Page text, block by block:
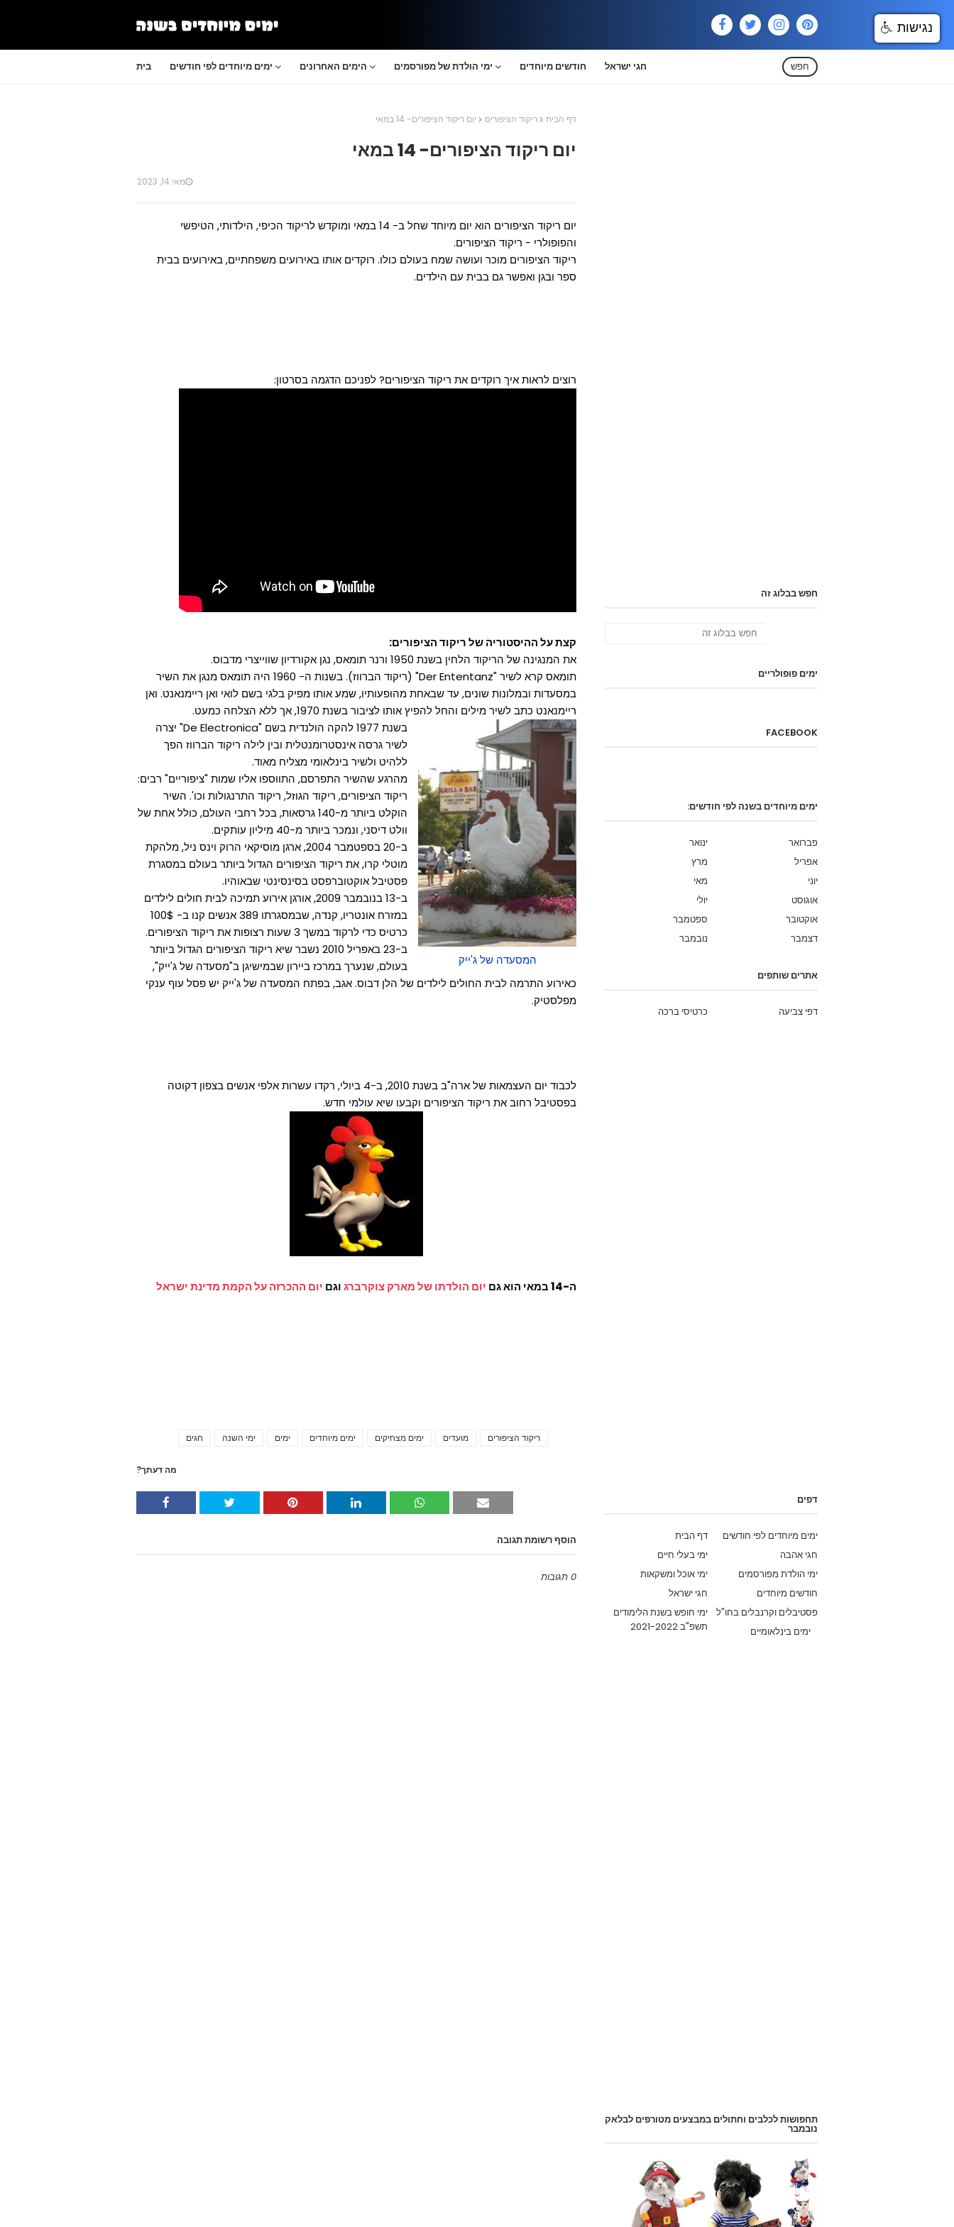
בית ימים מיוחדים לפי חודשים הימים האחרונים ימי הולדת של מפורסמים חודשים מיוחדים חגי ישראל חפש
דף הבית ריקוד הציפורים יום ריקוד הציפורים- 14 במאי
יום ריקוד הציפורים- 14 במאי
מאי 14, 2023
יום ריקוד הציפורים הוא יום מיוחד שחל ב- 14 במאי ומוקדש לריקוד הכיפי, הילדותי, הטיפשי
והפופולרי - ריקוד הציפורים.
ריקוד הציפורים מוכר ועושה שמח בעולם כולו. רוקדים אותו באירועים משפחתיים, באירועים בבית
ספר ובגן ואפשר גם בבית עם הילדים.
רוצים לראות איך רוקדים את ריקוד הציפורים? לפניכם הדגמה בסרטון:
קצת על ההיסטוריה של ריקוד הציפורים:
את המנגינה של הריקוד הלחין בשנת 1950 ורנר תומאס, נגן אקורדיון שווייצרי מדבוס.
תומאס קרא לשיר "Der Ententanz" (ריקוד הברווז). בשנות ה- 1960 היה תומאס מנגן את השיר
במסעדות ובמלונות שונים, עד שבאחת מהופעותיו, שמע אותו מפיק בלגי בשם לואי ואן ריימנאנט. ואן
ריימנאנט כתב לשיר מילים והחל להפיץ אותו לציבור בשנת 1970, אך ללא הצלחה כמעט.
המסעדה של ג'ייק
בשנת 1977 להקה הולנדית בשם "De Electronica" יצרה
לשיר גרסה אינסטרומנטלית ובין לילה ריקוד הברווז הפך
ללהיט ולשיר בינלאומי מצליח מאוד.
מהרגע שהשיר התפרסם, התווספו אליו שמות "ציפוריים" רבים:
ריקוד הציפורים, ריקוד הגוזל, ריקוד התרנגולות וכו'. השיר
הוקלט ביותר מ-140 גרסאות, בכל רחבי העולם, כולל אחת של
וולט דיסני, ונמכר ביותר מ-40 מיליון עותקים.
ב-20 בספטמבר 2004, ארגן מוסיקאי הרוק וינס ניל, מלהקת
מוטלי קרו, את ריקוד הציפורים הגדול ביותר בעולם במסגרת
פסטיבל אוקטוברפסט בסינסינטי שבאוהיו.
ב-13 בנובמבר 2009, אורגן אירוע תמיכה לבית חולים לילדים
במזרח אונטריו, קנדה, שבמסגרתו 389 אנשים קנו ב- 100$
כרטיס כדי לרקוד במשך 3 שעות רצופות את ריקוד הציפורים.
ב-23 באפריל 2010 נשבר שיא ריקוד הציפורים הגדול ביותר
בעולם, שנערך במרכז ביירון שבמישיגן ב"מסעדה של ג'ייק",
כאירוע התרמה לבית החולים לילדים של הלן דבוס. אגב, בפתח המסעדה של ג'ייק יש פסל עוף ענקי
מפלסטיק.
לכבוד יום העצמאות של ארה"ב בשנת 2010, ב-4 ביולי, רקדו עשרות אלפי אנשים בצפון דקוטה
בפסטיבל רחוב את ריקוד הציפורים וקבעו שיא עולמי חדש.
ה-14 במאי הוא גם יום הולדתו של מארק צוקרברגוגם יום ההכרזה על הקמת מדינת ישראל
חגים ימי השנה ימים ימים מיוחדים ימים מצחיקים מועדים ריקוד הציפורים
מה דעתך?
הוסף רשומת תגובה
0 תגובות
חפש בבלוג זה
ימים פופולריים
FACEBOOK
ימים מיוחדים בשנה לפי חודשים:
ינואר
פברואר
מרץ
אפריל
מאי
יוני
יולי
אוגוסט
ספטמבר
אוקטובר
נובמבר
דצמבר
אתרים שותפים
כרטיסי ברכה דפי צביעה
דפים
דף הבית
ימים מיוחדים לפי חודשים
ימי בעלי חיים
חגי אהבה
ימי אוכל ומשקאות
ימי הולדת מפורסמים
חגי ישראל
חודשים מיוחדים
ימי חופש בשנת הלימודים
תשפ"ב 2021-2022
פסטיבלים וקרנבלים בחו"ל
ימים בינלאומיים
תחפושות לכלבים וחתולים במבצעים מטורפים לבלאק
נובמבר
נגישות